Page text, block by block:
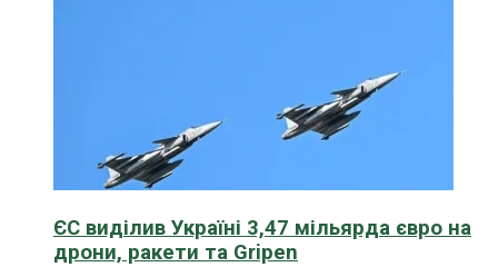
ЄС виділив Україні 3,47 мільярда євро на
дрони, ракети та Gripen